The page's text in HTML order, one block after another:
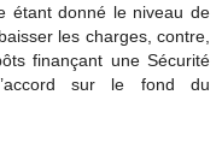
étant donné le niveau de
les charges, contre,
finançant une Sécurité
sur le fond du